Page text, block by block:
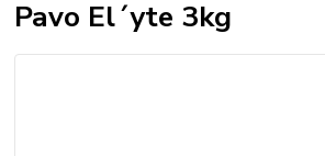
Pavo El´yte 3kg